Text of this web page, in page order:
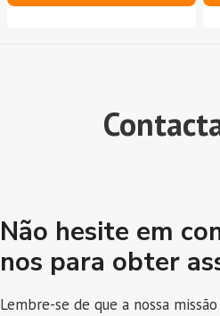
Não hesite em
nos para obter
Lembre-se de que a nossa